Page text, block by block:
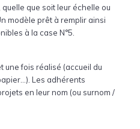
que soit leur échelle ou
modèle prêt à remplir ainsi
à la case N°5.
une fois réalisé (accueil du
Les adhérents
en leur nom (ou surnom /